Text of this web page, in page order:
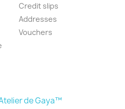
Credit slips
Addresses
Vouchers
de Gaya™